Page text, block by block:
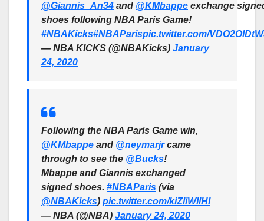
@Giannis_An34 and @KMbappe exchange
shoes following NBA Paris Game!
#NBAKicks#NBAParispic.twitter.com/
— NBA KICKS (@NBAKicks) January
24, 2020
Following the NBA Paris Game win,
@KMbappe and @neymarjrcame
through to see the @Bucks!
Mbappe and Giannis exchanged
signed shoes. #NBAParis (via
@NBAKicks) pic.twitter.com/kiZliWllHI
— NBA (@NBA) January 24, 2020